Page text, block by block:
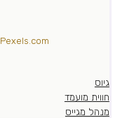
Pexels.com
גיוס
חווית מועמד
מנהל מגייס